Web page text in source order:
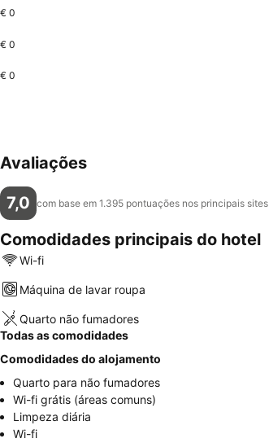
€ 0
€ 0
€ 0
Avaliações
7,0 com base em 1.395 pontuações nos principais sites
Comodidades principais do hotel
Wi-fi
Máquina de lavar roupa
Quarto não fumadores
Todas as comodidades
Comodidades do alojamento
Quarto para não fumadores
Wi-fi grátis (áreas comuns)
Limpeza diária
Wi-fi